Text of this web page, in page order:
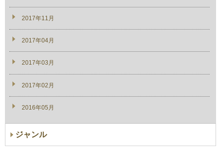
2017年11月
2017年04月
2017年03月
2017年02月
2016年05月
ジャンル